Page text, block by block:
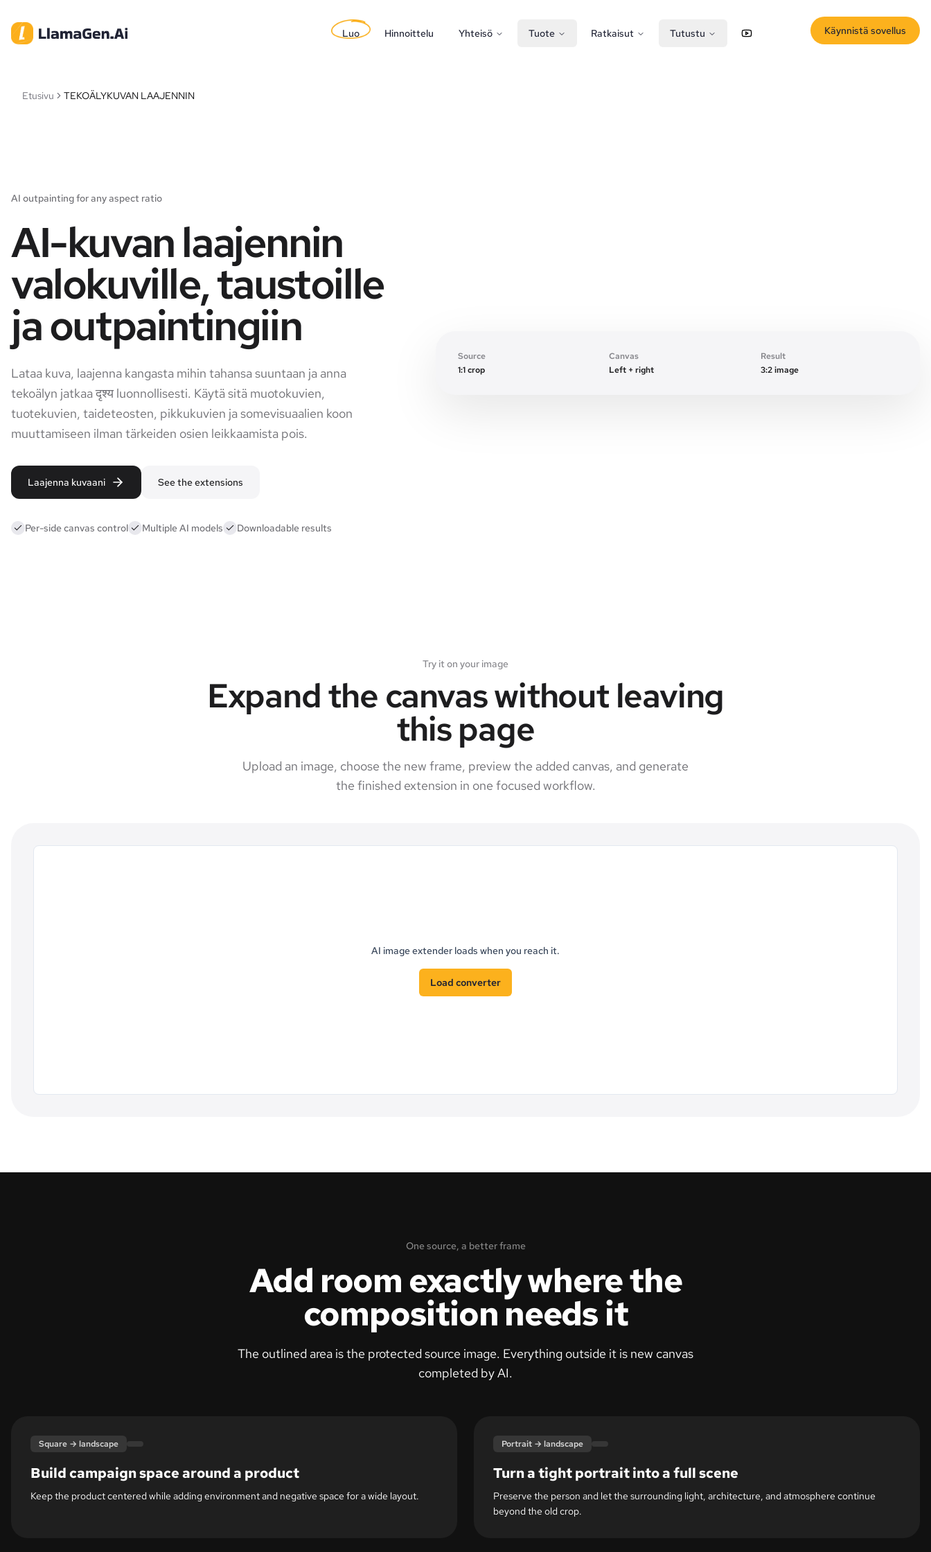
Luo Hinnoittelu Yhteisö Tuote Ratkaisut Tutustu YouTube X (Twitter)
Käynnistä sovellus
Etusivu TEKOÄLYKUVAN LAAJENNIN
AI outpainting for any aspect ratio
AI-kuvan laajennin
valokuville, taustoille
ja outpaintingiin
Lataa kuva, laajenna kangasta mihin tahansa suuntaan ja anna
tekoälyn jatkaa दृश्य luonnollisesti. Käytä sitä muotokuvien,
tuotekuvien, taideteosten, pikkukuvien ja somevisuaalien koon
muuttamiseen ilman tärkeiden osien leikkaamista pois.
Laajenna kuvaani See the extensions
Per-side canvas control Multiple AI models Downloadable results
Source
1:1 crop
Canvas
Left + right
Result
3:2 image
Try it on your image
Expand the canvas without leaving
this page
Upload an image, choose the new frame, preview the added canvas, and generate
the finished extension in one focused workflow.
AI image extender loads when you reach it.
Load converter
One source, a better frame
Add room exactly where the
composition needs it
The outlined area is the protected source image. Everything outside it is new canvas
completed by AI.
Square → landscape
Build campaign space around a product
Keep the product centered while adding environment and negative space for a wide layout.
Portrait → landscape
Turn a tight portrait into a full scene
Preserve the person and let the surrounding light, architecture, and atmosphere continue
beyond the old crop.